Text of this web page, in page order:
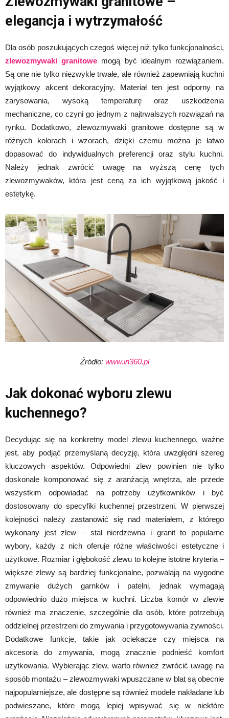
elegancja i wytrzymałość
Dla osób poszukujących czegoś więcej niż tylko funkcjonalności,
zlewozmywaki granitowe mogą być idealnym rozwiązaniem.
Są one nie tylko niezwykle trwałe, ale również zapewniają kuchni
wyjątkowy akcent dekoracyjny. Materiał ten jest odporny na
zarysowania, wysoką temperaturę oraz uszkodzenia
mechaniczne, co czyni go jednym z najtrwalszych rozwiązań na
rynku. Dodatkowo, zlewozmywaki granitowe dostępne są w
różnych kolorach i wzorach, dzięki czemu można je łatwo
dopasować do indywidualnych preferencji oraz stylu kuchni.
Należy jednak zwrócić uwagę na wyższą cenę tych
zlewozmywaków, która jest ceną za ich wyjątkową jakość i
estetykę.
Źródło: www.in360.pl
Jak dokonać wyboru zlewu
kuchennego?
Decydując się na konkretny model zlewu kuchennego, ważne
jest, aby podjąć przemyślaną decyzję, która uwzględni szereg
kluczowych aspektów. Odpowiedni zlew powinien nie tylko
doskonale komponować się z aranżacją wnętrza, ale przede
wszystkim odpowiadać na potrzeby użytkowników i być
dostosowany do specyfiki kuchennej przestrzeni. W pierwszej
kolejności należy zastanowić się nad materiałem, z którego
wykonany jest zlew – stal nierdzewna i granit to popularne
wybory, każdy z nich oferuje różne właściwości estetyczne i
użytkowe. Rozmiar i głębokość zlewu to kolejne istotne kryteria –
większe zlewy są bardziej funkcjonalne, pozwalają na wygodne
zmywanie dużych garnków i patelni, jednak wymagają
odpowiednio dużo miejsca w kuchni. Liczba komór w zlewie
również ma znaczenie, szczególnie dla osób, które potrzebują
oddzielnej przestrzeni do zmywania i przygotowywania żywności.
Dodatkowe funkcje, takie jak ociekacze czy miejsca na
akcesoria do zmywania, mogą znacznie podnieść komfort
użytkowania. Wybierając zlew, warto również zwrócić uwagę na
sposób montażu – zlewozmywaki wpuszczane w blat są obecnie
najpopularniejsze, ale dostępne są również modele nakładane lub
podwieszane, które mogą lepiej wpisywać się w niektóre